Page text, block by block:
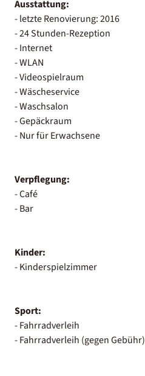
Ausstattung:
- letzte Renovierung: 2016
- 24 Stunden-Rezeption
- Internet
- WLAN
- Videospielraum
- Wäscheservice
- Waschsalon
- Gepäckraum
- Nur für Erwachsene
Verpflegung:
- Café
- Bar
Kinder:
- Kinderspielzimmer
Sport:
- Fahrradverleih
- Fahrradverleih (gegen Gebühr)